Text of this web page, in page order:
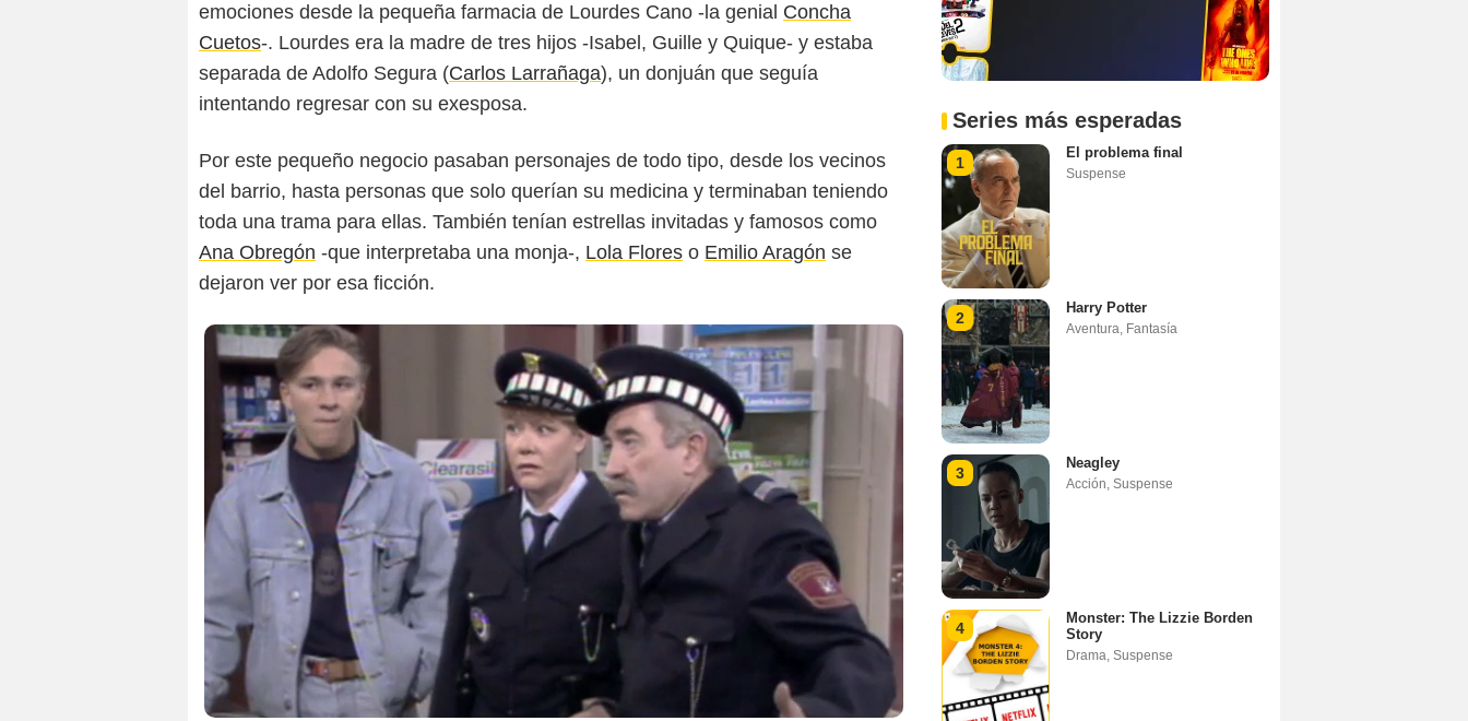
emociones desde la pequeña farmacia de Lourdes Cano -la genial Concha
Cuetos-. Lourdes era la madre de tres hijos -Isabel, Guille y Quique- y estaba
separada de Adolfo Segura (Carlos Larrañaga), un donjuán que seguía
intentando regresar con su exesposa.
Por este pequeño negocio pasaban personajes de todo tipo, desde los vecinos
del barrio, hasta personas que solo querían su medicina y terminaban teniendo
toda una trama para ellas. También tenían estrellas invitadas y famosos como
Ana Obregón -que interpretaba una monja-, Lola Flores o Emilio Aragón se
dejaron ver por esa ficción.
Series más esperadas
1
El problema final
Suspense
2
Harry Potter
Aventura Fantasía
3
Neagley
Acción Suspense
4
Monster: The Lizzie Borden
Story
Drama Suspense